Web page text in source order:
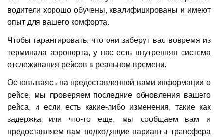
водители хорошо обучены, квалифицированы и имеют
опыт для вашего комфорта.
Чтобы гарантировать, что они заберут вас вовремя из
терминала аэропорта, у нас есть внутренняя система
отслеживания рейсов в реальном времени.
Основываясь на предоставленной вами информации о
рейсе, мы проверяем последние обновления вашего
рейса, и если есть какие-либо изменения, такие как
задержка или что-то еще, мы сообщаем вам и
предоставляем вам подходящие варианты трансфера